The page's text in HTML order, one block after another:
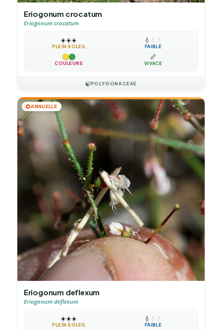
Eriogonum crocatum
Eriogonum crocatum
☀️☀️☀️
PLEIN SOLEIL
💧 💧 💧
FAIBLE
COULEURS
📏
VIVACE
🍃POLYGONACEAE
🌻ANNUELLE
Eriogonum deflexum
Eriogonum deflexum
☀️☀️☀️
PLEIN SOLEIL
💧 💧 💧
FAIBLE